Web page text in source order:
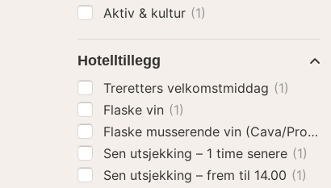
Aktiv & kultur (1)
Hotelltillegg
Treretters velkomstmiddag (1)
Flaske vin (1)
Flaske musserende vin (Cava/
Sen utsjekking – 1 time senere (1)
Sen utsjekking – frem til 14.00 (1)